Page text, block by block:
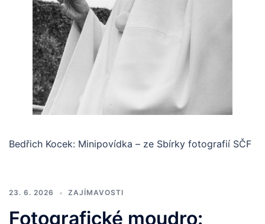
Bedřich Kocek: Minipovídka – ze Sbírky fotografií SČF
23. 6. 2026 ZAJÍMAVOSTI
Fotografické moudro: